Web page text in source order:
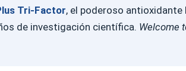
Tri-Factor, el poderoso antioxidante
de investigación científica. Welcome